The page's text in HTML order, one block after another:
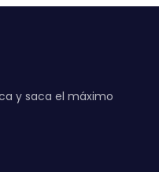
y saca el máximo